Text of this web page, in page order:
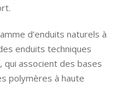
d’enduits naturels à
enduits techniques
associent des bases
polymères à haute